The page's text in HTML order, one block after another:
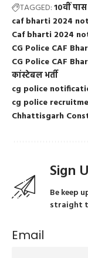
TAGGED:10वीं
caf bharti 2024
Caf bharti 2024
CG Police CAF
CG Police CAF
कांस्टेबल भर्ती
cg police
cg police
Chhattisgarh
Sign
Be keep
straight
Email